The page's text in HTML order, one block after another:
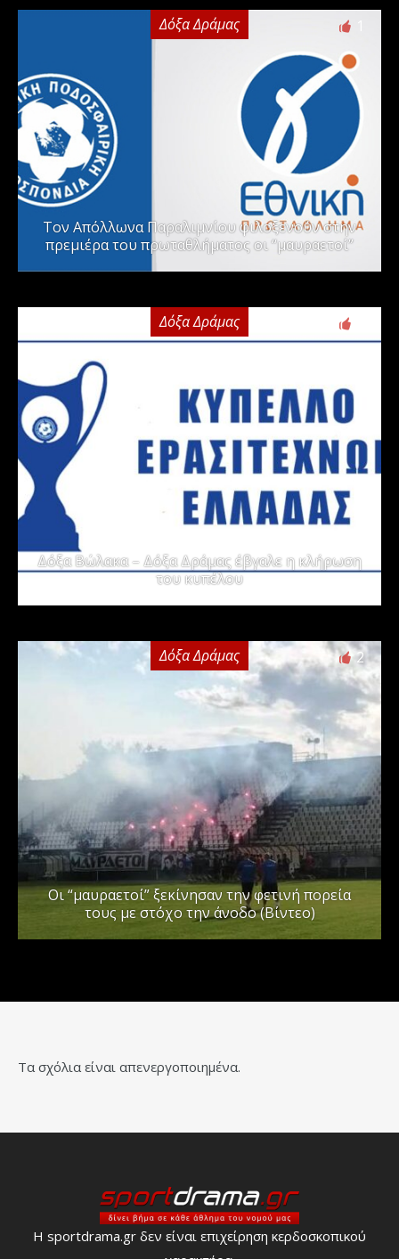
Δόξα Δράμας
Τον Απόλλωνα Παραλιμνίου φιλοξενούν στην
πρεμιέρα του πρωταθλήματος οι “μαυραετοί”
Δόξα Δράμας
Δόξα Βώλακα – Δόξα Δράμας έβγαλε η κλήρωση
του κυπέλου
Δόξα Δράμας 2
Οι “μαυραετοί” ξεκίνησαν την φετινή πορεία
τους με στόχο την άνοδο (Βίντεο)
Τα σχόλια είναι απενεργοποιημένα.
Η sportdrama.gr δεν είναι επιχείρηση κερδοσκοπικού